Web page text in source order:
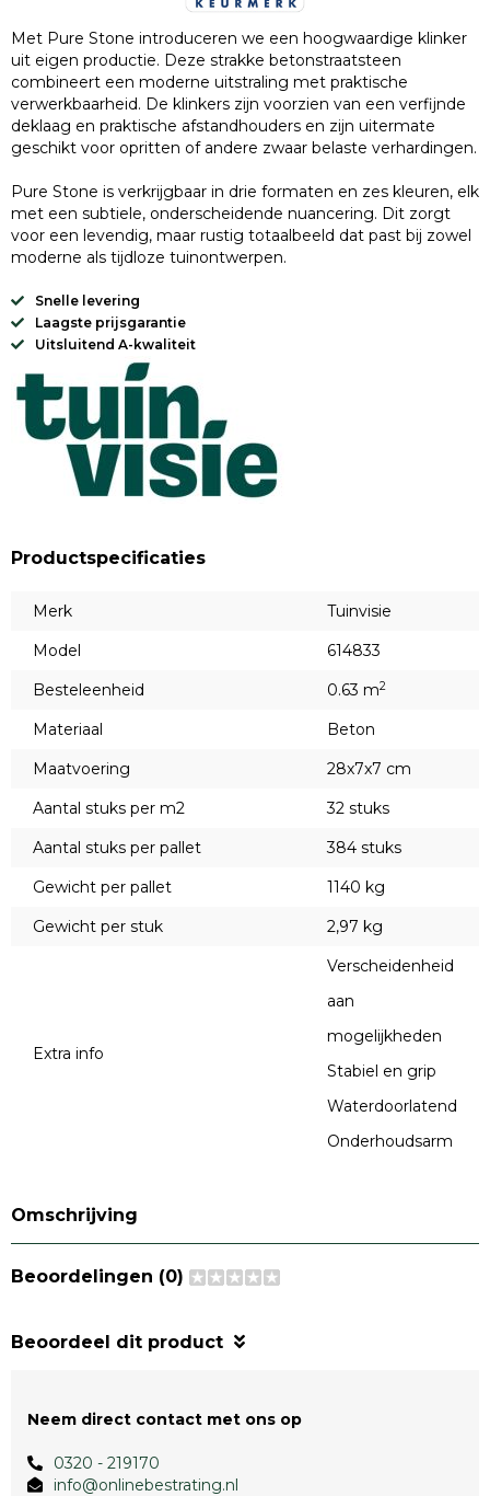
Met Pure Stone introduceren we een hoogwaardige klinker
uit eigen productie. Deze strakke betonstraatsteen
combineert een moderne uitstraling met praktische
verwerkbaarheid. De klinkers zijn voorzien van een verfijnde
deklaag en praktische afstandhouders en zijn uitermate
geschikt voor opritten of andere zwaar belaste verhardingen.
Pure Stone is verkrijgbaar in drie formaten en zes kleuren, elk
met een subtiele, onderscheidende nuancering. Dit zorgt
voor een levendig, maar rustig totaalbeeld dat past bij zowel
moderne als tijdloze tuinontwerpen.
Snelle levering
Laagste prijsgarantie
Uitsluitend A-kwaliteit
Productspecificaties
Merk
Tuinvisie
Model
614833
Besteleenheid
0.63 m2
Materiaal
Beton
Maatvoering
28x7x7 cm
Aantal stuks per m2
32 stuks
Aantal stuks per pallet
384 stuks
Gewicht per pallet
1140 kg
Gewicht per stuk
2,97 kg
Extra info
Verscheidenheid
aan
mogelijkheden
Stabiel en grip
Waterdoorlatend
Onderhoudsarm
Omschrijving
Beoordelingen (0)
Beoordeel dit product
Neem direct contact met ons op
0320 - 219170
info@onlinebestrating.nl